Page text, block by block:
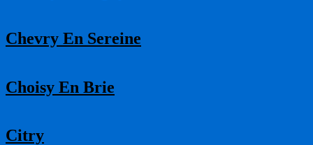
Chevry En Sereine
Choisy En Brie
Citry